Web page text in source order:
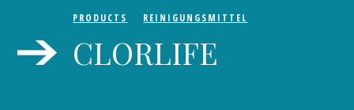
PRODUCTS REINIGUNGSMITTEL
CLORLIFE